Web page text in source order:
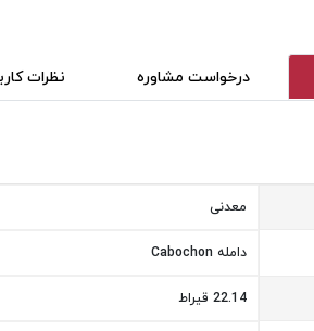
درخواست مشاوره نظرات
معدنی
دامله Cabochon
22.14 قیراط